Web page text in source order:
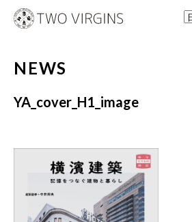
NEWS
YA_cover_H1_image